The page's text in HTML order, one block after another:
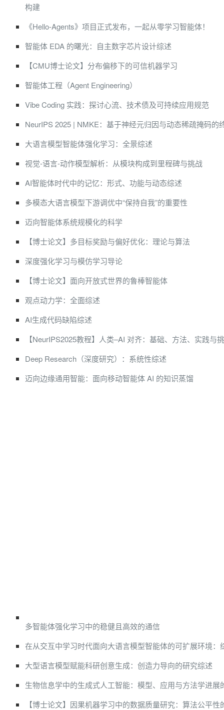
构建
《Hello-Agents》项目正式发布，一起从零学习智能体！
智能体 EDA 的曙光：自主数字芯片设计综述
【CMU博士论文】分布偏移下的可信机器学习
智能体工程（Agent Engineering）
Vibe Coding 实践：探讨心流、技术债及可持续应用规范
NeurIPS 2025 | NMKE：基于神经元归因与动态稀疏掩码的
大语言模型智能体强化学习：全景综述
视觉-语言-动作模型解析：从模块构成到里程碑与挑战
AI智能体时代中的记忆：形式、功能与动态综述
多模态大语言模型下游调优中“保持自我”的重要性
迈向智能体系统规模化的科学
【博士论文】多目标奖励与偏好优化：理论与算法
深度强化学习与模仿学习导论
【博士论文】面向开放式世界的鲁棒智能体
观点动力学：全面综述
AI生成代码缺陷综述
【NeurIPS2025教程】人类–AI 对齐：基础、方法、实践与
Deep Research（深度研究）：系统性综述
迈向边缘通用智能：面向移动智能体 AI 的知识蒸馏
多智能体强化学习中的稳健且高效的通信
在从交互中学习时代面向大语言模型智能体的可扩展环境：
大型语言模型赋能科研创意生成：创造力导向的研究综述
生物信息学中的生成式人工智能：模型、应用与方法学进展
【博士论文】因果机器学习中的数据质量研究：算法公平性